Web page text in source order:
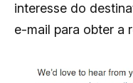
interesse do
e-mail para obter a